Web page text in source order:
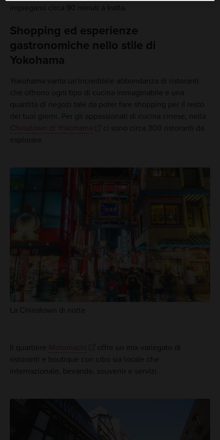
impiegano circa 90 minuti a tratta.
Shopping ed esperienze
gastronomiche nello stile di
Yokohama
Yokohama vanta un'incredibile abbondanza di ristoranti
che offrono ogni tipo di cucina immaginabile e una
quantità di negozi tale da poter fare shopping per il resto
dei tuoi giorni. Per gli appassionati di cucina cinese, nella
Chinatown di Yokohama
ci sono circa 300 ristoranti da
esplorare.
La Chinatown di notte
Il quartiere Motomachi
offre un mix variegato di
ristoranti e boutique con cibo sia locale che
internazionale, bevande, souvenir e servizi.